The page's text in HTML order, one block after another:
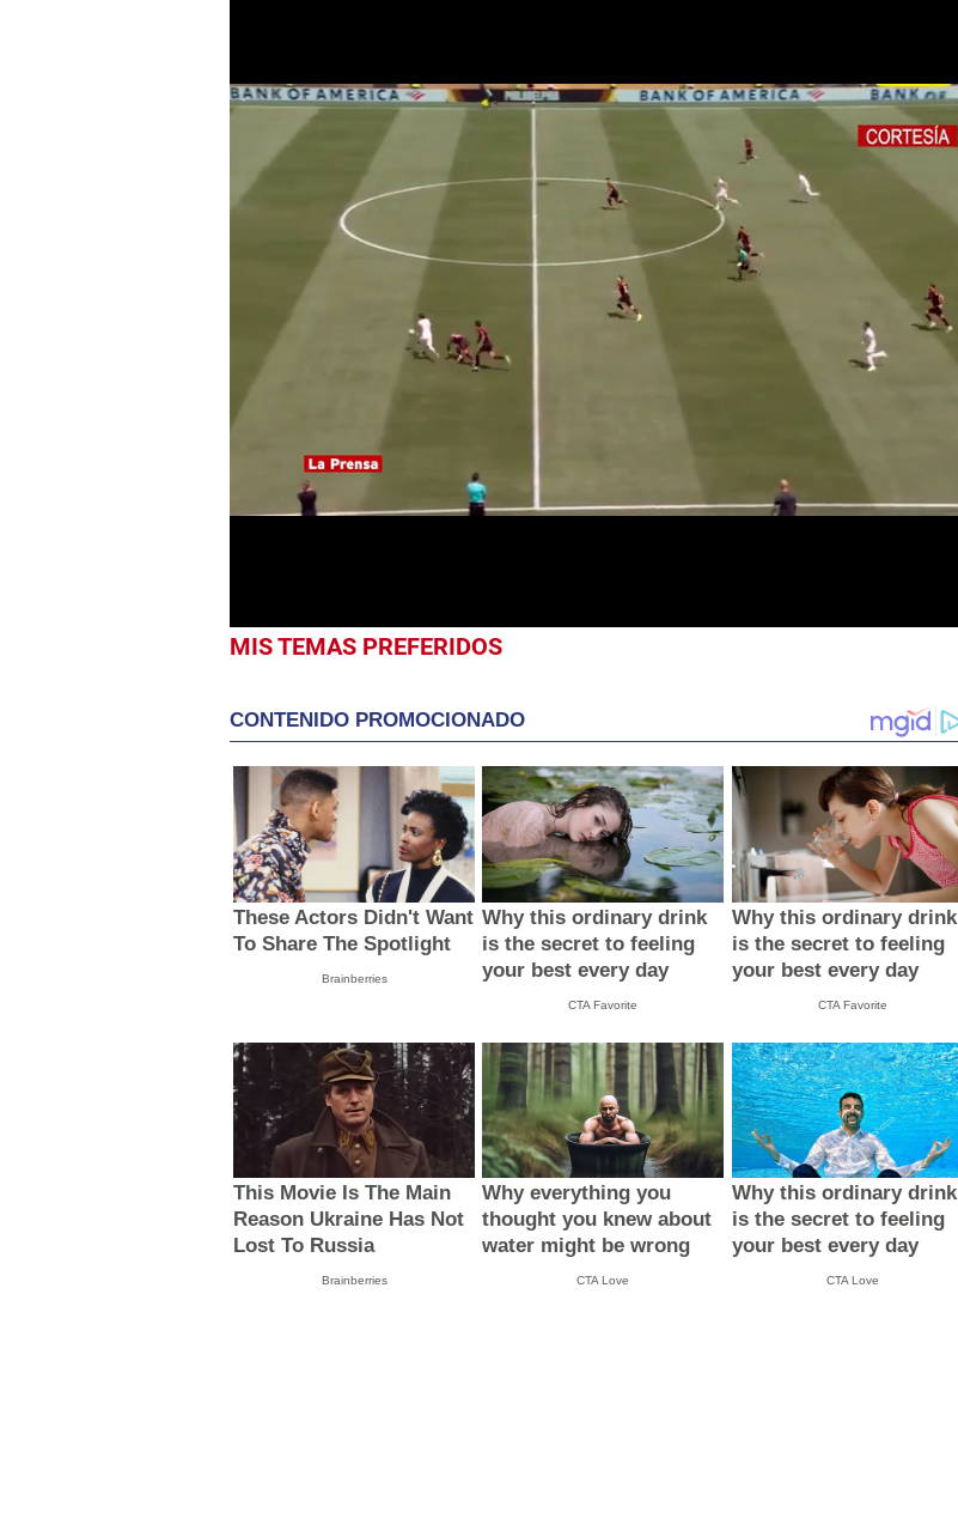
MIS TEMAS PREFERIDOS
CONTENIDO PROMOCIONADO
These Actors Didn't Want
To Share The Spotlight
Brainberries
Why this ordinary drink
is the secret to feeling
your best every day
CTA Favorite
Why this ordinary drink
is the secret to feeling
your best every day
CTA Favorite
This Movie Is The Main
Reason Ukraine Has Not
Lost To Russia
Brainberries
Why everything you
thought you knew about
water might be wrong
CTA Love
Why this ordinary drink
is the secret to feeling
your best every day
CTA Love